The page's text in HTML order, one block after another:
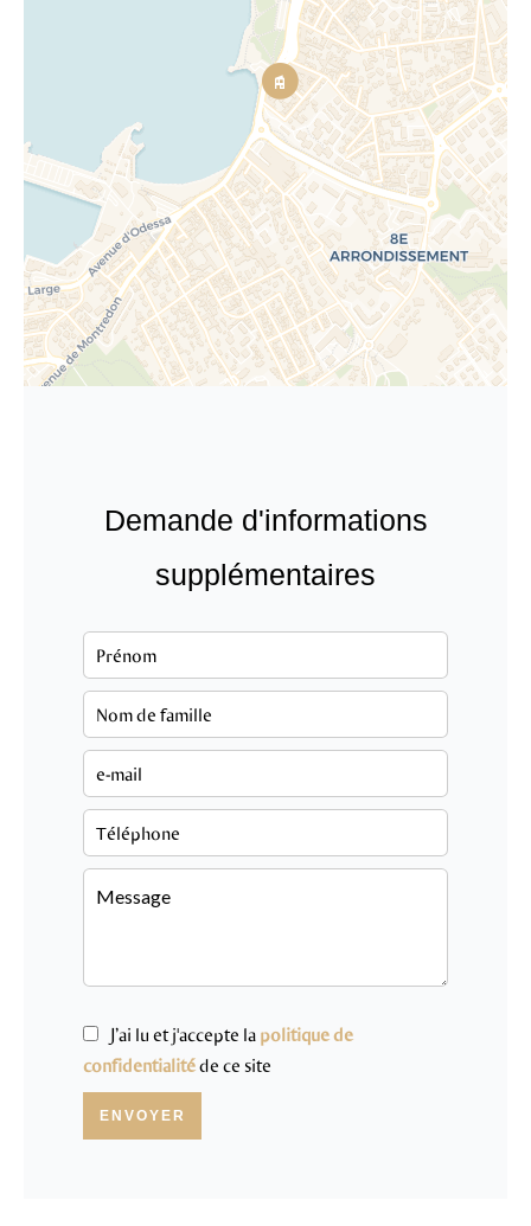
Demande d'informations
supplémentaires
J’ai lu et j'accepte la politique de
confidentialitéde ce site
ENVOYER